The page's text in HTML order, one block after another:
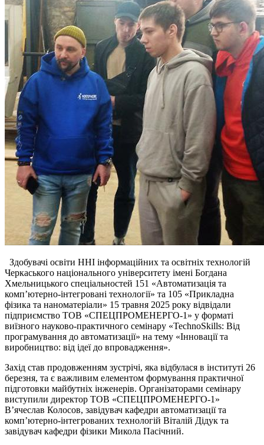
Здобувачі освіти ННІ інформаційних та освітніх технологій
Черкаського національного університету імені Богдана
Хмельницького спеціальностей 151 «Автоматизація та
комп’ютерно-інтегровані технології» та 105 «Прикладна
фізика та наноматеріали» 15 травня 2025 року відвідали
підприємство ТОВ «СПЕЦПРОМЕНЕРГО-1» у форматі
виїзного науково-практичного семінару «TechnoSkills: Від
програмування до автоматизації» на тему «Інновації та
виробництво: від ідеї до впровадження».
Захід став продовженням зустрічі, яка відбулася в інституті 26
березня, та є важливим елементом формування практичної
підготовки майбутніх інженерів. Організаторами семінару
виступили директор ТОВ «СПЕЦПРОМЕНЕРГО-1»
В’ячеслав Колосов, завідувач кафедри автоматизації та
комп’ютерно-інтегрованих технологій Віталій Дідук та
завідувач кафедри фізики Микола Пасічний.